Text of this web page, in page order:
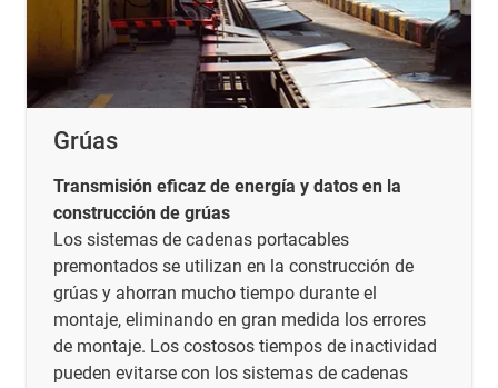
Grúas
Transmisión eficaz de energía y datos en la
construcción de grúas
Los sistemas de cadenas portacables
premontados se utilizan en la construcción de
grúas y ahorran mucho tiempo durante el
montaje, eliminando en gran medida los errores
de montaje. Los costosos tiempos de inactividad
pueden evitarse con los sistemas de cadenas